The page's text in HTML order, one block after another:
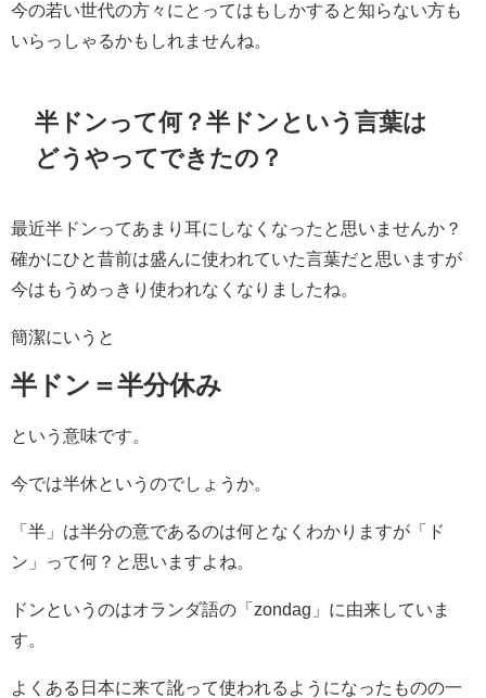
今の若い世代の方々にとってはもしかすると知らない方も
いらっしゃるかもしれませんね。
半ドンって何？半ドンという言葉は
どうやってできたの？
最近半ドンってあまり耳にしなくなったと思いませんか？
確かにひと昔前は盛んに使われていた言葉だと思いますが
今はもうめっきり使われなくなりましたね。
簡潔にいうと
半ドン＝半分休み
という意味です。
今では半休というのでしょうか。
「半」は半分の意であるのは何となくわかりますが「ド
ン」って何？と思いますよね。
ドンというのはオランダ語の「zondag」に由来していま
す。
よくある日本に来て訛って使われるようになったものの一